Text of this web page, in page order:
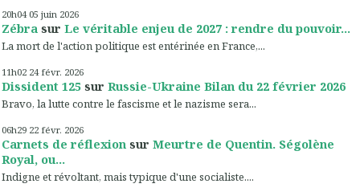
20h04 05 juin 2026
Zébra sur Le véritable enjeu de 2027 : rendre du pouvoir...
La mort de l'action politique est entérinée en France,...
11h02 24 févr. 2026
Dissident 125 sur Russie-Ukraine Bilan du 22 février 2026
Bravo, la lutte contre le fascisme et le nazisme sera...
06h29 22 févr. 2026
Carnets de réflexion sur Meurtre de Quentin. Ségolène
Royal, ou...
Indigne et révoltant, mais typique d'une socialiste....